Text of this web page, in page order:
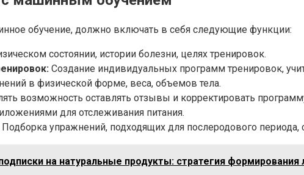
обучение, должно включать в себя следующие функции:
состоянии, истории болезни, целях тренировок.
Создание индивидуальных программ тренировок,
в физической форме, веса, объемов тела.
возможность оставлять отзывы и корректировать
для отслеживания питания.
Подборка упражнений, подходящих для послеродового периода,
на натуральные продукты: стратегия формирования